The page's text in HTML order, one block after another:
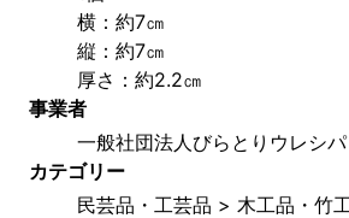
横：約7㎝
縦：約7㎝
厚さ：約2.2㎝
事業者
一般社団法人びらとりウレシパ
カテゴリー
民芸品・工芸品 > 木工品・竹